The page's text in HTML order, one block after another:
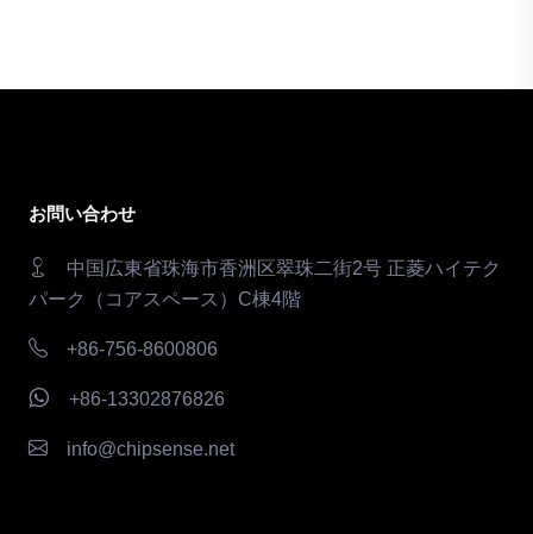
お問い合わせ
中国広東省珠海市香洲区翠珠二街2号 正菱ハイテク
パーク（コアスペース）C棟4階
+86-756-8600806
+86-13302876826
info@chipsense.net